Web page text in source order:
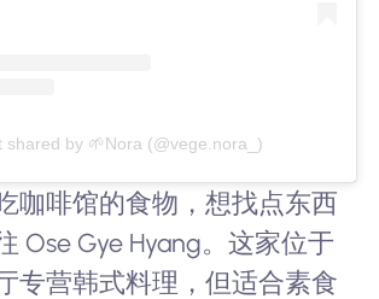
shared by 🌱Nora (@vege.nora_)
咖啡馆的食物，想找点东西
Ose Gye Hyang。这家位于
专营韩式料理，但适合素食